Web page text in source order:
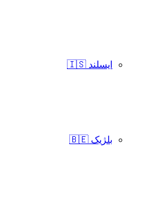
ایسلند 🇮🇸
بلژیک 🇧🇪